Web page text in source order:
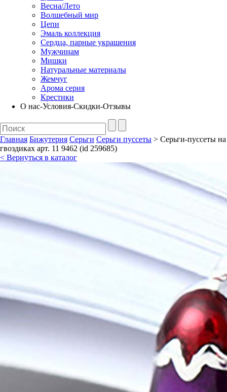
Весна/Лето
Волшебный мир
Цепи
Эмаль коллекция
Сердца, парные украшения
Мужчинам
Мишки
Натуральные материалы
Жемчуг
Арома серия
Крестики
О нас-Условия-Скидки-Отзывы
Главная Бижутерия Серьги Серьги пуссеты > Серьги-пуссеты на
гвоздиках арт. 11 9462 (id 259685)
< Вернуться в каталог